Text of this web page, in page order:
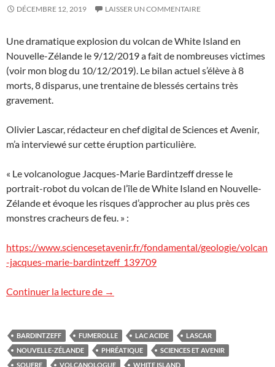
DÉCEMBRE 12, 2019 LAISSER UN COMMENTAIRE
Une dramatique explosion du volcan de White Island en
Nouvelle-Zélande le 9/12/2019 a fait de nombreuses victimes
(voir mon blog du 10/12/2019). Le bilan actuel s’élève à 8
morts, 8 disparus, une trentaine de blessés certains très
gravement.
Olivier Lascar, rédacteur en chef digital de Sciences et Avenir,
m’a interviewé sur cette éruption particulière.
« Le volcanologue Jacques-Marie Bardintzeff dresse le
portrait-robot du volcan de l’île de White Island en Nouvelle-
Zélande et évoque les risques d’approcher au plus près ces
monstres cracheurs de feu. » :
https://www.sciencesetavenir.fr/fondamental/geologie/volcan
-jacques-marie-bardintzeff_139709
Continuer la lecture de White Island : une explosion
→
BARDINTZEFF FUMEROLLE LAC ACIDE
LASCAR
NOUVELLE-ZÉLANDE
PHRÉATIQUE
SCIENCES ET AVENIR
SOUFRE
VOLCANOLOGUE WHITE ISLAND